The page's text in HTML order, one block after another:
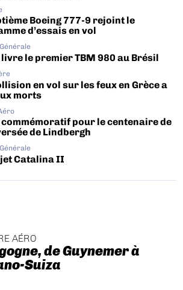
Boeing 777-9 rejoint le
d’essais en vol
le premier TBM 980 au Brésil
en vol sur les feux en Grèce a
morts
commémoratif pour le centenaire de
de Lindbergh
Catalina II
AÉRO
de Guynemer à
Suiza